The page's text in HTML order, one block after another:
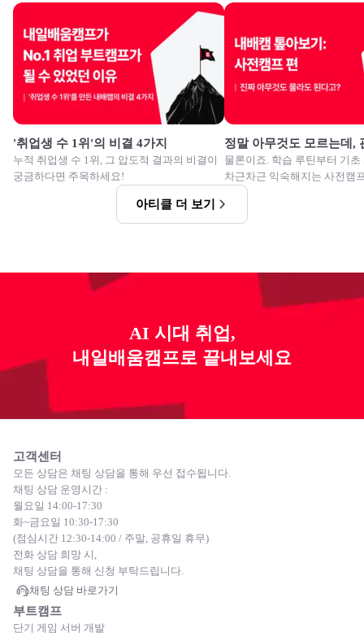
'취업생 수 1위'의 비결 4가지
누적 취업생 수 1위, 그 압도적 결과의 비결이
궁금하다면 주목하세요!
정말 아무것도 모르는데,
물론이죠. 학습 루틴부터 기초
차근차근 익숙해지는 사전캠
아티클 더 보기
AI 시대 취업,
내일배움캠프로 끝내보세요
고객센터
모든 상담은 채팅 상담을 통해 우선 접수됩니다.
채팅 상담 운영시간 :
월요일 14:00-17:30
화~금요일 10:30-17:30
(점심시간 12:30-14:00 / 주말, 공휴일 휴무)
전화 상담 희망 시,
채팅 상담을 통해 신청 부탁드립니다.
채팅 상담 바로가기
부트캠프
단기 게임 서버 개발